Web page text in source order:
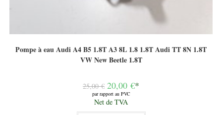
Pompe à eau Audi A4 B5 1.8T A3 8L 1.8 1.8T Audi TT 8N 1.8T
VW New Beetle 1.8T
25,00€ Le
prix
initial
était :
25,00 €.
20,00 €*
par rapport au PVC
Le
prix
Net de TVA